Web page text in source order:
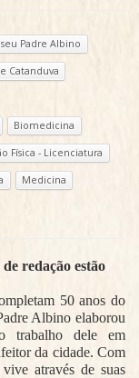
Padre Albino
Catanduva
Biomedicina
Física - Licenciatura
Medicina
redação estão
50 anos do
Albino elaborou
trabalho dele em
da cidade. Com
através de suas